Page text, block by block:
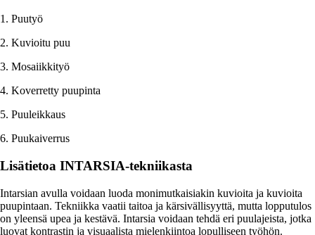
1. Puutyö
2. Kuvioitu puu
3. Mosaiikkityö
4. Koverretty puupinta
5. Puuleikkaus
6. Puukaiverrus
Lisätietoa INTARSIA-tekniikasta
Intarsian avulla voidaan luoda monimutkaisiakin kuvioita ja kuvioita
puupintaan. Tekniikka vaatii taitoa ja kärsivällisyyttä, mutta lopputulos
on yleensä upea ja kestävä. Intarsia voidaan tehdä eri puulajeista, jotka
luovat kontrastin ja visuaalista mielenkiintoa lopulliseen työhön.